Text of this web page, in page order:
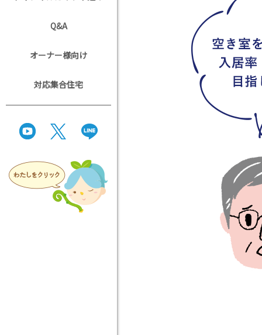
Q&A
オーナー様向け
対応集合住宅